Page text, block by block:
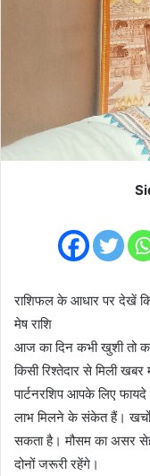
राशिफल के आधार पर देखें
मेष राशि
आज का दिन कभी खुशी तो
किसी रिश्तेदार से मिली
पार्टनरशिप आपके लिए फायदे
लाभ मिलने के संकेत हैं। खर्चों
सकता है। मौसम का असर
दोनों जरूरी रहेंगे।